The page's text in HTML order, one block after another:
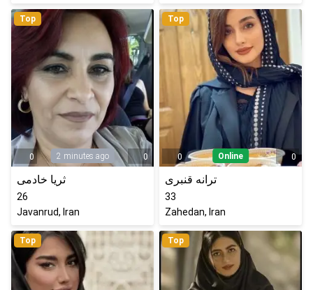
Top
0 2 minutes ago 0
ثریا خادمی
26
Javanrud, Iran
Top
0 Online 0
ترانه قنبری
33
Zahedan, Iran
Top Top